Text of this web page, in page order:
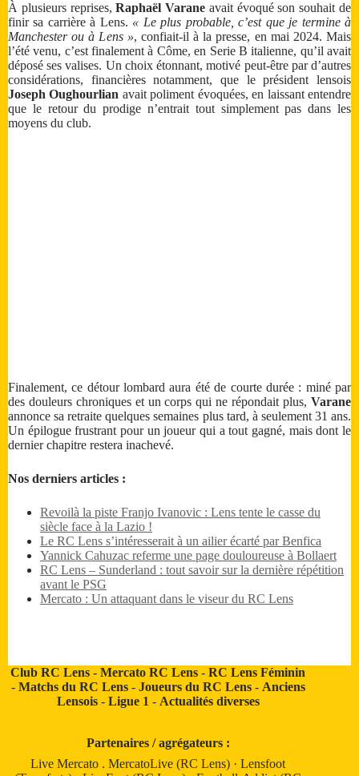
À plusieurs reprises,Raphaël Varane avait évoqué son souhait de
finir sa carrière à Lens. « Le plus probable, c’est que je termine à
Manchester ou à Lens », confiait-il à la presse, en mai 2024. Mais
l’été venu, c’est finalement à Côme, en Serie B italienne, qu’il avait
déposé ses valises. Un choix étonnant, motivé peut-être par d’autres
considérations, financières notamment, que le président lensois
Joseph Oughourlian avait poliment évoquées, en laissant entendre
que le retour du prodige n’entrait tout simplement pas dans les
moyens du club.
Finalement, ce détour lombard aura été de courte durée : miné par
des douleurs chroniques et un corps qui ne répondait plus, Varane
annonce sa retraite quelques semaines plus tard, à seulement 31 ans.
Un épilogue frustrant pour un joueur qui a tout gagné, mais dont le
dernier chapitre restera inachevé.
Nos derniers articles :
Revoilà la piste Franjo Ivanovic : Lens tente le casse du
siècle face à la Lazio !
Le RC Lens s’intéresserait à un ailier écarté par Benfica
Yannick Cahuzac referme une page douloureuse à Bollaert
RC Lens – Sunderland : tout savoir sur la dernière répétition
avant le PSG
Mercato : Un attaquant dans le viseur du RC Lens
Club RC Lens -Mercato RC Lens -RC Lens Féminin
- Matchs du RC Lens- Joueurs du RC Lens- Anciens
Lensois- Ligue 1 - Actualités diverses
Partenaires / agrégateurs :
Live Mercato .MercatoLive (RC Lens) ·Lensfoot